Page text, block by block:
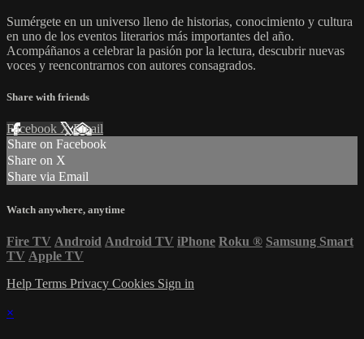
Sumérgete en un universo lleno de historias, conocimiento y cultura
en uno de los eventos literarios más importantes del año.
Acompáñanos a celebrar la pasión por la lectura, descubrir nuevas
voces y reencontrarnos con autores consagrados.
Share with friends
Facebook XEmail
Share on Facebook
Share on X
Share via Email
Watch anywhere, anytime
Fire TV Android Android TV iPhone Roku ® Samsung Smart
TV Apple TV
Help Terms Privacy Cookies Sign in
×